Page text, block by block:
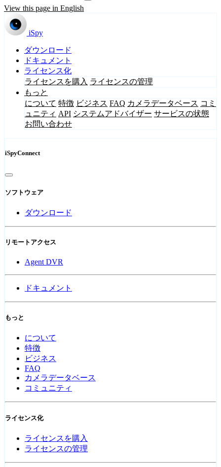
View this page in English
iSpy
ダウンロード
ドキュメント
ライセンス化
ライセンスを購入 ライセンスの管理
もっと
について 特徴 ビジネス FAQ カメラデータベース コミ
ュニティ API システムアドバイザー サービスの状態
お問い合わせ
iSpyConnect
ソフトウェア
ダウンロード
リモートアクセス
Agent DVR
ドキュメント
もっと
について
特徴
ビジネス
FAQ
カメラデータベース
コミュニティ
ライセンス化
ライセンスを購入
ライセンスの管理